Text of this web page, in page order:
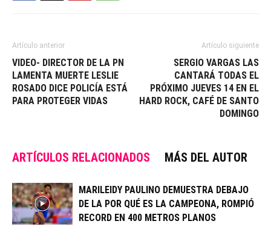
Artículo anterior
VIDEO- DIRECTOR DE LA PN
LAMENTA MUERTE LESLIE
ROSADO DICE POLICÍA ESTÁ
PARA PROTEGER VIDAS
Artículo siguiente
SERGIO VARGAS LAS
CANTARÁ TODAS EL
PRÓXIMO JUEVES 14 EN EL
HARD ROCK, CAFÉ DE SANTO
DOMINGO
ARTÍCULOS RELACIONADOS MÁS DEL AUTOR
MARILEIDY PAULINO DEMUESTRA DEBAJO
DE LA POR QUÉ ES LA CAMPEONA, ROMPIÓ
RECORD EN 400 METROS PLANOS